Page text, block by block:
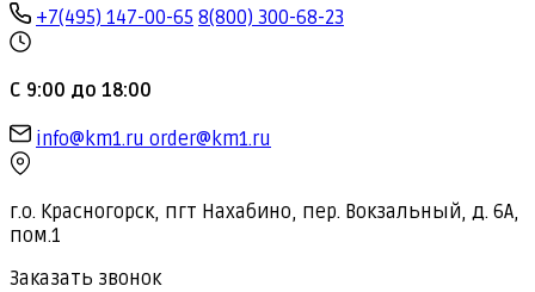
+7(495) 147-00-65 8(800) 300-68-23
С 9:00 до 18:00
info@km1.ru order@km1.ru
г.о. Красногорск, пгт Нахабино, пер. Вокзальный, д. 6А,
пом.1
Заказать звонок